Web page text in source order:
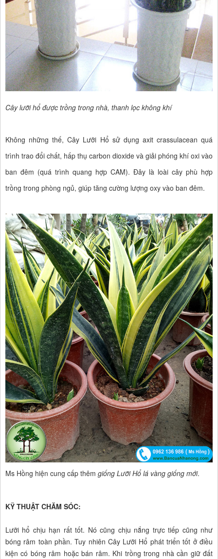
Cây lưỡi hổ được trồng trong nhà, thanh lọc không khí
Không những thế, Cây Lưỡi Hổ sử dụng axit crassulacean quá
trình trao đổi chất, hấp thụ carbon dioxide và giải phóng khí oxi vào
ban đêm (quá trình quang hợp CAM). Đây là loài cây phù hợp
trồng trong phòng ngủ, giúp tăng cường lượng oxy vào ban đêm.
Ms Hồng hiện cung cấp thêm giống Lưỡi Hổ lá vàng giống mới.
KỸ THUẬT CHĂM SÓC:
Lưỡi hổ chịu hạn rất tốt. Nó cũng chịu nắng trực tiếp cũng như
bóng râm toàn phần. Tuy nhiên Cây Lưỡi Hổ phát triển tốt ở điều
kiện có bóng râm hoặc bán râm. Khi trồng trong nhà cần giữ đất